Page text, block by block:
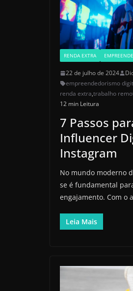
RENDA EXTRA
22 de julho de 2024
empreendedorismo
renda extra,trabalho
12 min Leitura
7 Passos
Influencer
Instagram
No mundo moderno
se é fundamental
engajamento. Com o
Leia Mais